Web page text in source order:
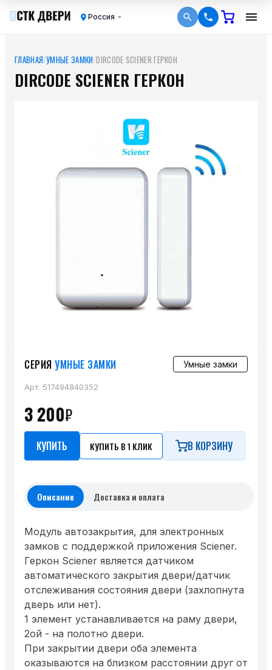
Россия
ГЛАВНАЯ/УМНЫЕ ЗАМКИ/DIRCODE SCIENER ГЕРКОН
DIRCODE SCIENER ГЕРКОН
СЕРИЯ УМНЫЕ ЗАМКИ Умные замки
Арт. 517494840352
3 200₽
КУПИТЬ КУПИТЬ В 1 КЛИК В КОРЗИНУ
Описание Доставка и оплата
Модуль автозакрытия, для электронных
замков с поддержкой приложения Sciener.
Геркон Sciener является датчиком
автоматического закрытия двери/датчик
отслеживания состояния двери (захлопнута
дверь или нет).
1 элемент устанавливается на раму двери,
2ой - на полотно двери.
При закрытии двери оба элемента
оказываются на близком расстоянии друг от